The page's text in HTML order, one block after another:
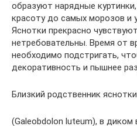
образуют нарядные
красоту до самых морозов и
Яснотки прекрасно
нетребовательны. Время от
необходимо подстригать,
декоративность и пышнее
Близкий родственник
(Galeobdolon luteum), в диком